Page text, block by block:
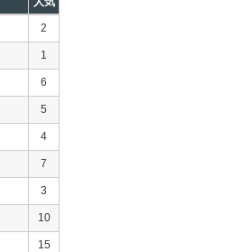
2
1
6
5
4
7
3
10
15